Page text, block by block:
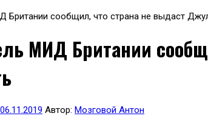
Британии сообщил, что страна не выдаст
МИД Британии
06.11.2019 Автор: Мозговой Антон